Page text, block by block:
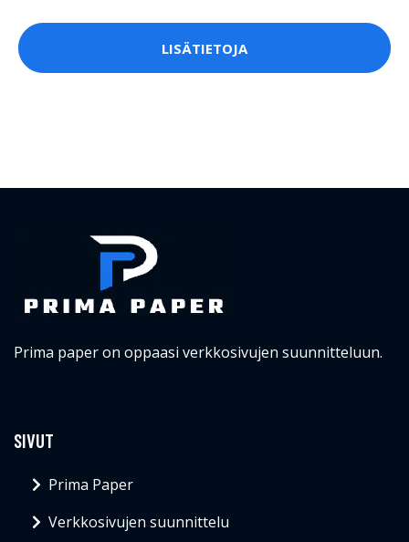
LISÄTIETOJA
Prima paper on oppaasi verkkosivujen suunnitteluun.
SIVUT
Prima Paper
Verkkosivujen suunnittelu